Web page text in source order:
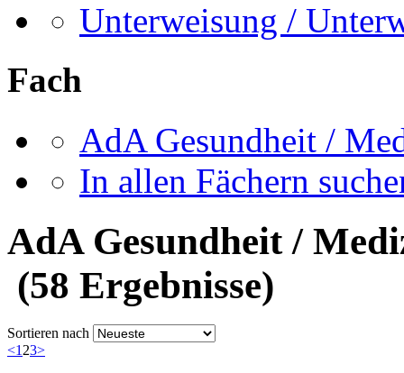
Unterweisung /
Fach
AdA Gesundheit /
In allen Fächern
AdA Gesundheit /
(58 Ergebnisse)
Sortieren nach
<123>